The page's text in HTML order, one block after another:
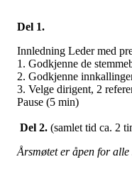
Del 1.
Innledning Leder med
1. Godkjenne de
2. Godkjenne
3. Velge dirigent, 2
Pause (5 min)
Del 2. (samlet tid ca. 2
Årsmøtet er åpen for